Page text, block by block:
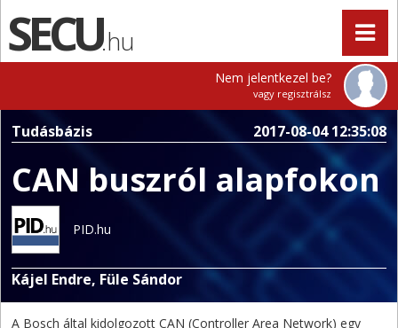
.hu
Nem jelentkezel be?
vagy regisztrálsz
Tudásbázis 2017-08-04 12:35:08
CAN buszról alapfokon
PID.hu
Kájel Endre, Füle Sándor
A Bosch által kidolgozott CAN (Controller Area Network) egy